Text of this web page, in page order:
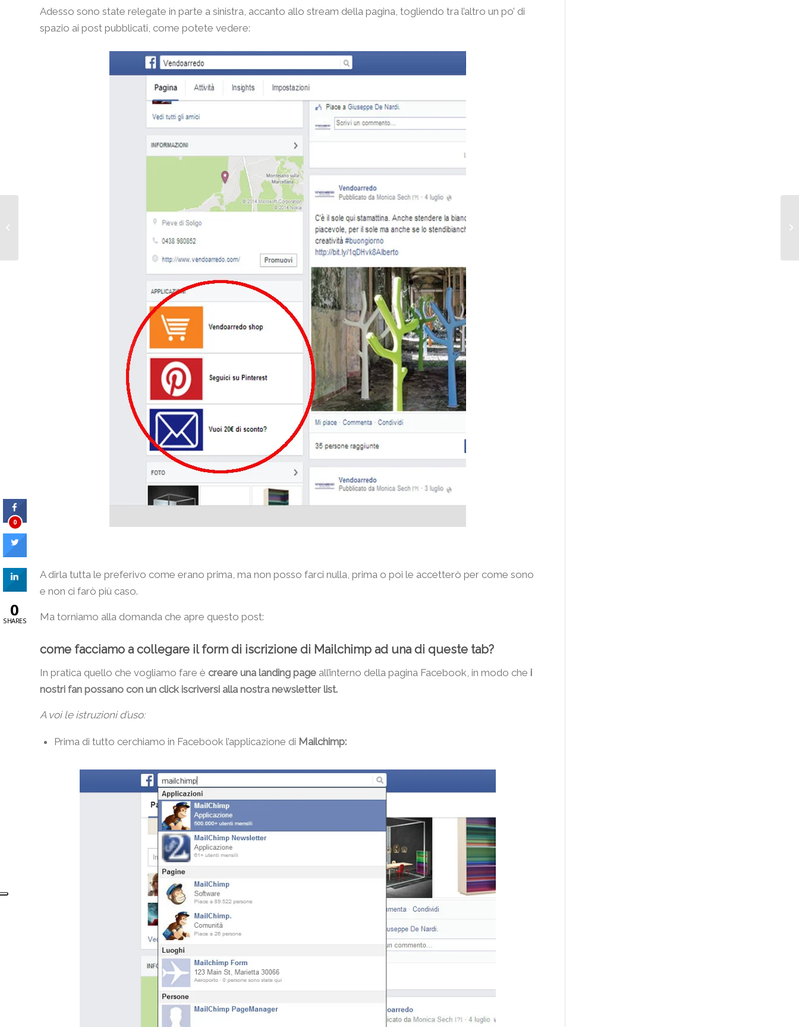
Adesso sono state relegate in parte a sinistra, accanto allo stream della pagina, togliendo tra l’altro un po’ di
spazio ai post pubblicati, come potete vedere:
A dirla tutta le preferivo come erano prima, ma non posso farci nulla, prima o poi le accetterò per come sono
e non ci farò più caso.
Ma torniamo alla domanda che apre questo post:
come facciamo a collegare il form di iscrizione di Mailchimp ad una di queste tab?
In pratica quello che vogliamo fare è creare una landing page all’interno della pagina Facebook, in modo che i
nostri fan possano con un click iscriversi alla nostra newsletter list.
A voi le istruzioni d’uso:
Prima di tutto cerchiamo in Facebook l’applicazione di Mailchimp:
0
0
SHARES